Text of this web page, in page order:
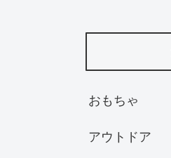
おもちゃ
アウトドア